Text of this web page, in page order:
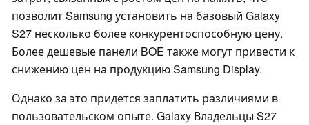
позволит Samsung установить на базовый Galaxy
S27 несколько более конкурентоспособную цену.
Более дешевые панели BOE также могут привести к
снижению цен на продукцию Samsung Display.
Однако за это придется заплатить различиями в
пользовательском опыте. Galaxy Владельцы S27